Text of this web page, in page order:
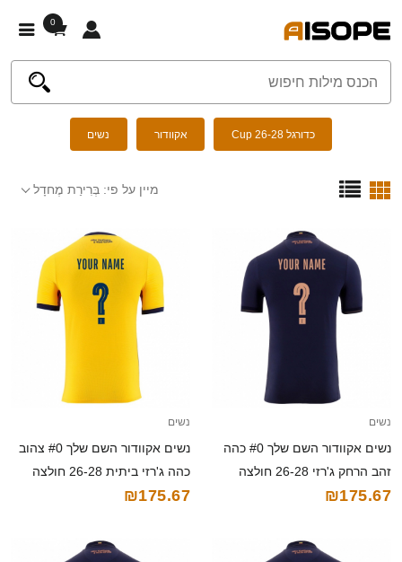
0
כדורגל Cup 26-28 אקוודור נשים
מיין על פי: בְּרִירַת מֶחדָל
נשים
נשים אקוודור השם שלך #0 כהה
זהב הרחק ג'רזי 26-28 חולצה
קצרה
₪175.67
נשים
נשים אקוודור השם שלך #0 צהוב
כהה ג'רזי ביתית 26-28 חולצה
קצרה
₪175.67